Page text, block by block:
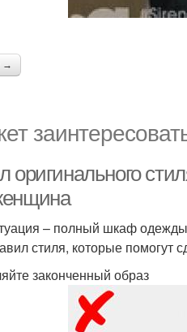
→
оригинального
– полный шкаф
стиля, которые помогут
законченный образ